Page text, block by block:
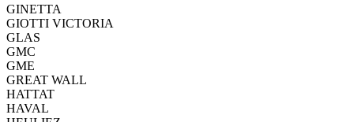
GINETTA
GIOTTI VICTORIA
GLAS
GMC
GME
GREAT WALL
HATTAT
HAVAL